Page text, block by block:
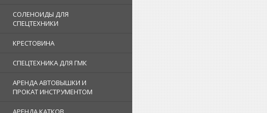
СОЛЕНОИДЫ ДЛЯ
СПЕЦТЕХНИКИ
КРЕСТОВИНА
СПЕЦТЕХНИКА ДЛЯ ГМК
АРЕНДА АВТОВЫШКИ И
ПРОКАТ ИНСТРУМЕНТОМ